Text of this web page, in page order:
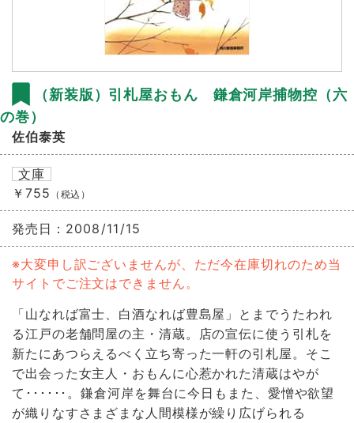
（新装版）引札屋おもん 鎌倉河岸捕物控（六
の巻）
佐伯泰英
文庫
￥755 （税込）
発売日： 2008/11/15
※大変申し訳ございませんが、ただ今在庫切れのため当
サイトでご注文はできません。
「山なれば富士、白酒なれば豊島屋」とまでうたわれ
る江戸の老舗問屋の主・清蔵。店の宣伝に使う引札を
新たにあつらえるべく立ち寄った一軒の引札屋。そこ
で出会った女主人・おもんに心惹かれた清蔵はやが
て･･････。鎌倉河岸を舞台に今日もまた、愛憎や欲望
が織りなすさまざまな人間模様が繰り広げられる